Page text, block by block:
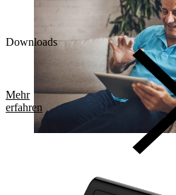
Downloads
Mehr
erfahren